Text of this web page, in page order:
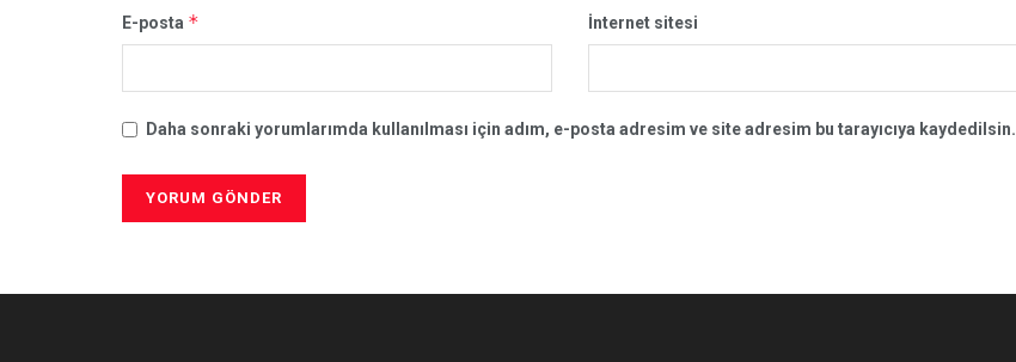
E-posta * İnternet sitesi
Daha sonraki yorumlarımda kullanılması için adım, e-posta adresim ve site adresim bu tarayıcıya kaydedilsin.